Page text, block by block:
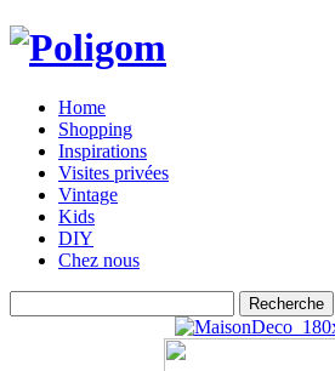
Home
Shopping
Inspirations
Visites privées
Vintage
Kids
DIY
Chez nous